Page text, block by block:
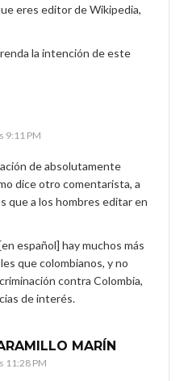
eres editor de Wikipedia,
la intención de este
9:11 PM
de absolutamente
dice otro comentarista, a
que a los hombres editar en
español] hay muchos más
que colombianos, y no
contra Colombia,
de interés.
MARÍN
11:28 PM